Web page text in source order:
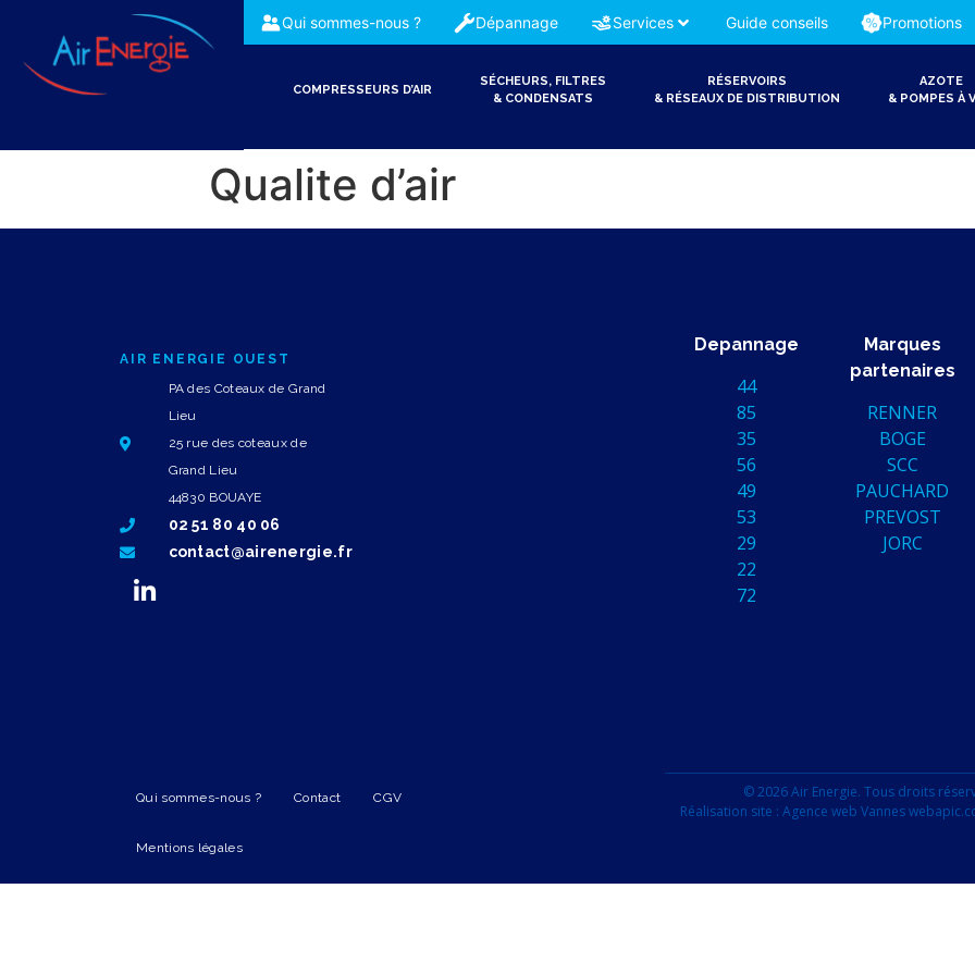
Qui sommes-nous ? Dépannage Services Guide conseils Promotions
COMPRESSEURS D’AIR
SÉCHEURS, FILTRES
& CONDENSATS
RÉSERVOIRS
& RÉSEAUX DE DISTRIBUTION
AZOTE
& POMPES À
Qualite d’air
AIR ENERGIE OUEST
PA des Coteaux de Grand
Lieu
25 rue des coteaux de
Grand Lieu
44830 BOUAYE
02 51 80 40 06
contact@airenergie.fr
Depannage
44
85
35
56
49
53
29
22
72
Marques
partenaires
RENNER
BOGE
SCC
PAUCHARD
PREVOST
JORC
Qui sommes-nous ? Contact CGV
Mentions légales
© 2026 Air Energie. Tous droits
Réalisation site : Agence web Vannes